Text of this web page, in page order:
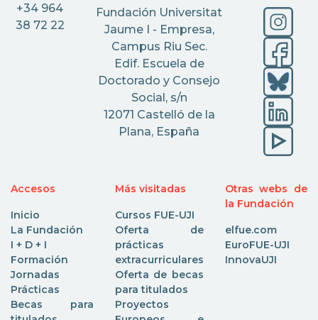
+34 964
38 72 22
Fundación Universitat
Jaume I - Empresa,
Campus Riu Sec.
Edif. Escuela de
Doctorado y Consejo
Social, s/n
12071 Castelló de la
Plana, España
Accesos
Inicio
La Fundación
I + D + I
Formación
Jornadas
Prácticas
Becas para
Más visitadas
Cursos FUE-UJI
Oferta de
prácticas
extracurriculares
Oferta de becas
para titulados
Proyectos
Otras webs de
la Fundación
elfue.com
EuroFUE-UJI
InnovaUJI